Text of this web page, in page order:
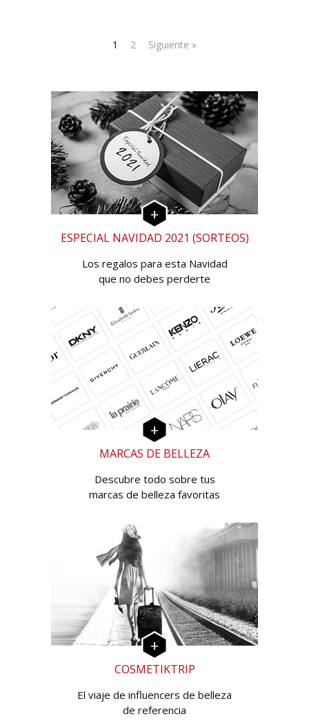
1 2 Siguiente »
ESPECIAL NAVIDAD 2021 (SORTEOS)
Los regalos para esta Navidad
que no debes perderte
MARCAS DE BELLEZA
Descubre todo sobre tus
marcas de belleza favoritas
COSMETIKTRIP
El viaje de influencers de belleza
de referencia